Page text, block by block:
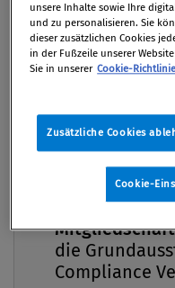
VonMarkus Jüttner
01. Dezember 2020 /
Praxis 4/2020, S. 20
„Worin liegt der
und Einstein?“ Dies
einflussreichsten
man die
gewinnt man den
Zunft tendenziell
Compliance
die
Compliance
unsere Inhalte sowie Ihre
und zu personalisieren. Sie
dieser zusätzlichen Cookies
in der Fußzeile unserer
Sie in unserer Cookie-
Zusätzliche Cookies
Cookie-